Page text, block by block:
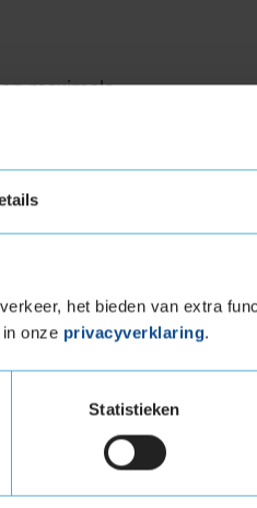
het bieden van extra
onze privacyverklaring.
Statistieken
maximale
die de rolweerstand
kun je dus zuinig
3 van Pirelli, wordt
is bij de